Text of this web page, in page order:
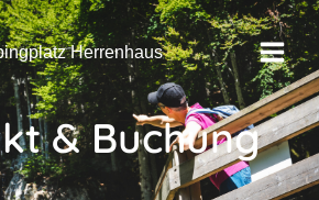
Herrenhaus
Main
Menu
& Buchung